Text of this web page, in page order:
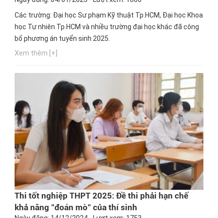
Các trường: Đại học Sư phạm Kỹ thuật Tp.HCM, Đại học Khoa
học Tự nhiên Tp.HCM và nhiều trường đại học khác đã công
bố phương án tuyển sinh 2025.
Xem thêm [+]
Thi tốt nghiệp THPT 2025: Đề thi phải hạn chế
khả năng "đoán mò" của thí sinh